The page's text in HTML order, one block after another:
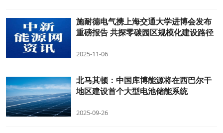
施耐德电气携上海交通大学进博会发布
重磅报告 共探零碳园区规模化建设路径
2025-11-06
北马其顿：中国库博能源将在西巴尔干
地区建设首个大型电池储能系统
2025-09-26